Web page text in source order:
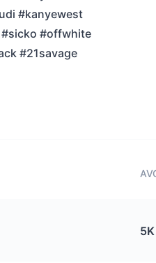
#kanyewest
#offwhite
#21savage
5K